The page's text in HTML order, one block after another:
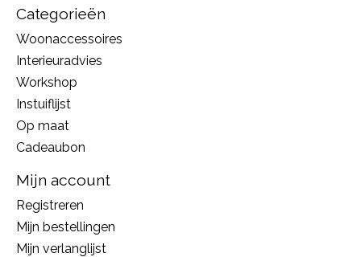
Categorieën
Woonaccessoires
Interieuradvies
Workshop
Instuiflijst
Op maat
Cadeaubon
Mijn account
Registreren
Mijn bestellingen
Mijn verlanglijst